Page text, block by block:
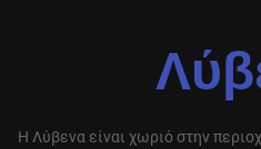
Η Λύβενα είναι χωριό στην